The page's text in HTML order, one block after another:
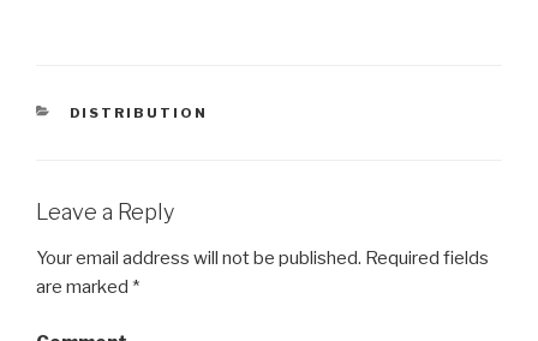
CATEGORIES
DISTRIBUTION
Leave a Reply
Your email address will not be published. Required fields
are marked *